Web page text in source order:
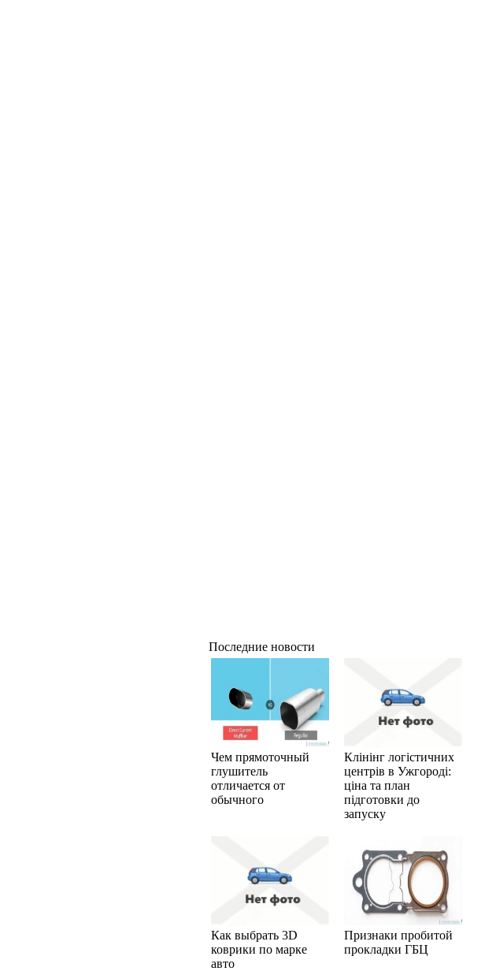
Последние новости
Чем прямоточный
глушитель
отличается от
обычного
Клінінг логістичних
центрів в Ужгороді:
ціна та план
підготовки до
запуску
Как выбрать 3D
коврики по марке
авто
Признаки пробитой
прокладки ГБЦ